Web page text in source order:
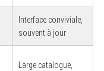
Interface conviviale,
souvent à jour
Large catalogue,